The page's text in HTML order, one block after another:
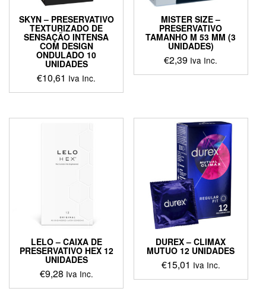
SKYN – PRESERVATIVO
TEXTURIZADO DE
SENSAÇÃO INTENSA
COM DESIGN
ONDULADO 10
UNIDADES
€10,61 Iva Inc.
MISTER SIZE –
PRESERVATIVO
TAMANHO M 53 MM (3
UNIDADES)
€2,39 Iva Inc.
LELO – CAIXA DE
PRESERVATIVO HEX 12
UNIDADES
€9,28 Iva Inc.
DUREX – CLIMAX
MUTUO 12 UNIDADES
€15,01 Iva Inc.